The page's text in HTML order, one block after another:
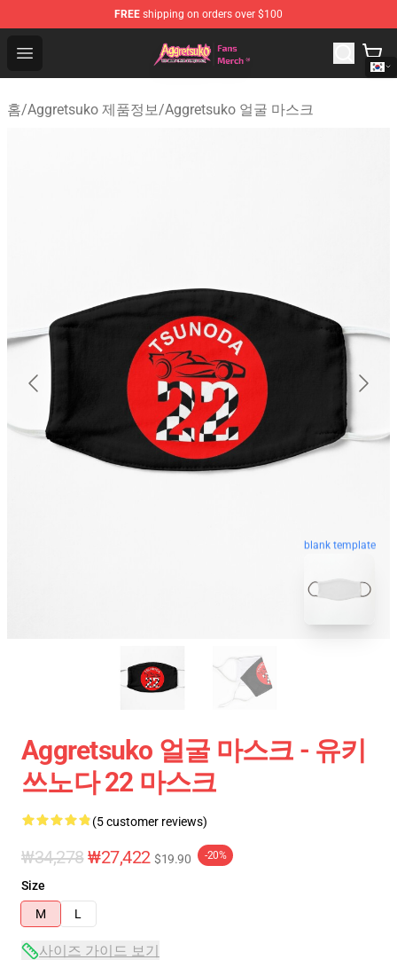
FREE shipping on orders over $100
Open menu
Aggretsuko Store - Official Aggretsuko Merchandise
홈/Aggretsuko 제품정보/Aggretsuko 얼굴 마스크
blank template
Aggretsuko 얼굴 마스크 - 유키
쓰노다 22 마스크
(5 customer reviews)
₩34,278₩27,422 $19.90 -20%
Size
M
L
사이즈 가이드 보기